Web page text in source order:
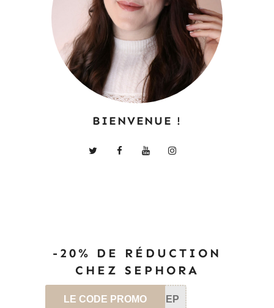
BIENVENUE !
-20% DE RÉDUCTION
CHEZ SEPHORA
LE CODE PROMO SEP